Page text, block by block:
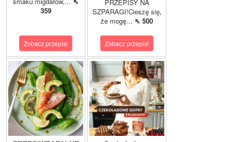
359
Zobacz przepis!
PRZEPISY NA
SZPARAGI!Cieszę się,
że mogę... ⇖ 500
Zobacz przepis!